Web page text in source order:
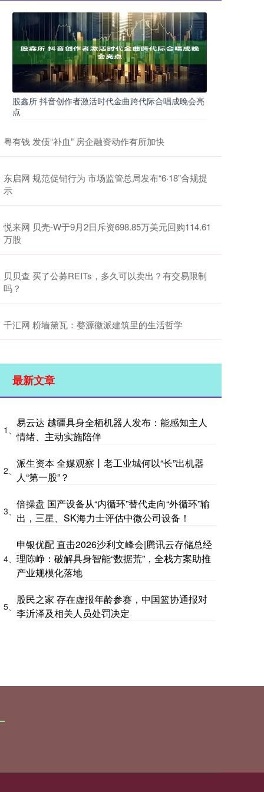
股鑫所 抖音创作者激活时代金曲跨代际合唱成晚会亮
点
粤有钱 发债“补血” 房企融资动作有所加快
东启网 规范促销行为 市场监管总局发布“6·18”合规提
示
悦来网 贝壳-W于9月2日斥资698.85万美元回购114.61
万股
贝贝查 买了公募REITs，多久可以卖出？有交易限制
吗？
千汇网 粉墙黛瓦：婺源徽派建筑里的生活哲学
最新文章
1、
易云达 越疆具身全栖机器人发布：能感知主人
情绪、主动实施陪伴
2、
派生资本 全媒观察丨老工业城何以“长”出机器
人“第一股”？
3、
倍操盘 国产设备从“内循环”替代走向“外循环”输
出，三星、SK海力士评估中微公司设备！
4、
申银优配 直击2026沙利文峰会|腾讯云存储总经
理陈峥：破解具身智能“数据荒”，全栈方案助推
产业规模化落地
5、
股民之家 存在虚报年龄参赛，中国篮协通报对
李沂泽及相关人员处罚决定